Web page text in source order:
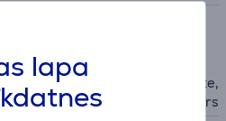
lapa
vada nodalījums, tostu reste,
temperatūras regulators